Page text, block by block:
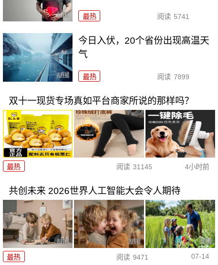
最热 阅读 5741
今日入伏，20个省份出现高温天
气
最热 阅读 7899
双十一现货专场真如平台商家所说的那样吗？
最热 阅读 31145 4小时前
共创未来 2026世界人工智能大会令人期待
最热 阅读 9471 07-14